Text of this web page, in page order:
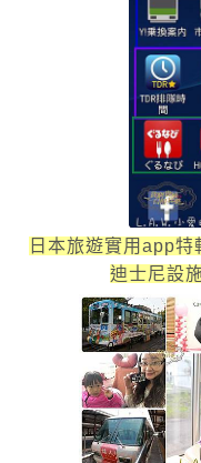
日本旅遊實用app
迪士尼設